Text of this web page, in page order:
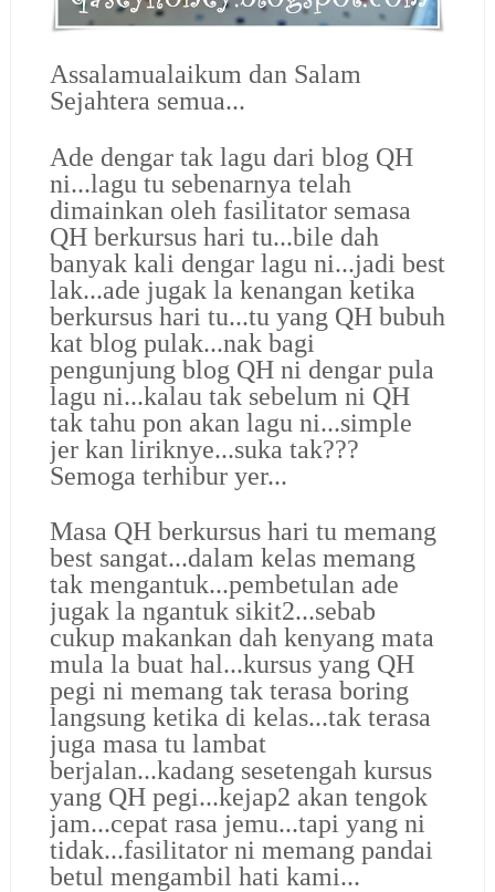
Assalamualaikum dan Salam
Sejahtera semua...
Ade dengar tak lagu dari blog QH
ni...lagu tu sebenarnya telah
dimainkan oleh fasilitator semasa
QH berkursus hari tu...bile dah
banyak kali dengar lagu ni...jadi best
lak...ade jugak la kenangan ketika
berkursus hari tu...tu yang QH bubuh
kat blog pulak...nak bagi
pengunjung blog QH ni dengar pula
lagu ni...kalau tak sebelum ni QH
tak tahu pon akan lagu ni...simple
jer kan liriknye...suka tak???
Semoga terhibur yer...
Masa QH berkursus hari tu memang
best sangat...dalam kelas memang
tak mengantuk...pembetulan ade
jugak la ngantuk sikit2...sebab
cukup makankan dah kenyang mata
mula la buat hal...kursus yang QH
pegi ni memang tak terasa boring
langsung ketika di kelas...tak terasa
juga masa tu lambat
berjalan...kadang sesetengah kursus
yang QH pegi...kejap2 akan tengok
jam...cepat rasa jemu...tapi yang ni
tidak...fasilitator ni memang pandai
betul mengambil hati kami...